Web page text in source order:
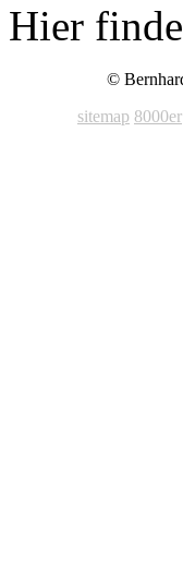
Hier
©
sitemap 8000er